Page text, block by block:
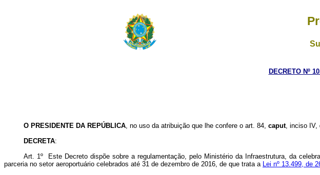
DECRETO Nº
O PRESIDENTE DA REPÚBLICA, no uso da atribuição que lhe confere o art. 84, caput, inciso IV,
DECRETA:
Art. 1º Este Decreto dispõe sobre a regulamentação, pelo Ministério da Infraestrutura, da
parceria no setor aeroportuário celebrados até 31 de dezembro de 2016, de que trata a Lei nº 13.499, de